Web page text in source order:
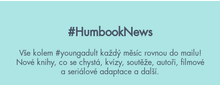
#HumbookNews
Vše kolem #youngadult každý měsíc rovnou do mailu!
Nové knihy, co se chystá, kvízy, soutěže, autoři, filmové
a seriálové adaptace a další.